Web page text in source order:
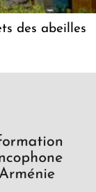
des abeilles